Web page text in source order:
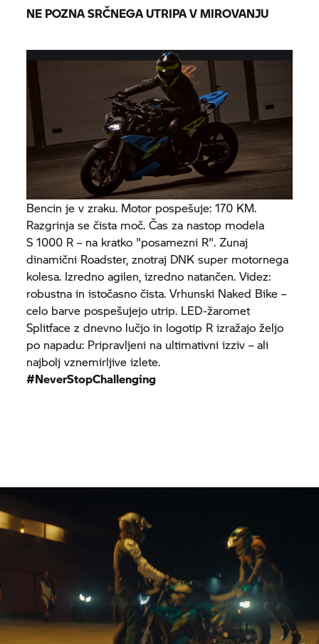
NE POZNA SRČNEGA UTRIPA V MIROVANJU
Bencin je v zraku. Motor pospešuje: 170 KM.
Razgrinja se čista moč. Čas za nastop modela
S 1000 R – na kratko "posamezni R". Zunaj
dinamični Roadster, znotraj DNK super motornega
kolesa. Izredno agilen, izredno natančen. Videz:
robustna in istočasno čista. Vrhunski Naked Bike –
celo barve pospešujejo utrip. LED-žaromet
Splitface z dnevno lučjo in logotip R izražajo željo
po napadu: Pripravljeni na ultimativni izziv – ali
najbolj vznemirljive izlete.
#NeverStopChallenging